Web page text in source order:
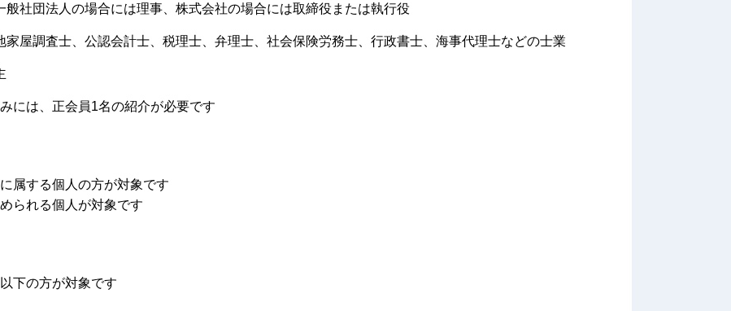
般社団法人の場合には理事、株式会社の場合には取締役または執行役
家屋調査士、公認会計士、税理士、弁理士、社会保険労務士、行政書士、海事代理士などの士業
には、正会員1名の紹介が必要です
属する個人の方が対象です
られる個人が対象です
下の方が対象です